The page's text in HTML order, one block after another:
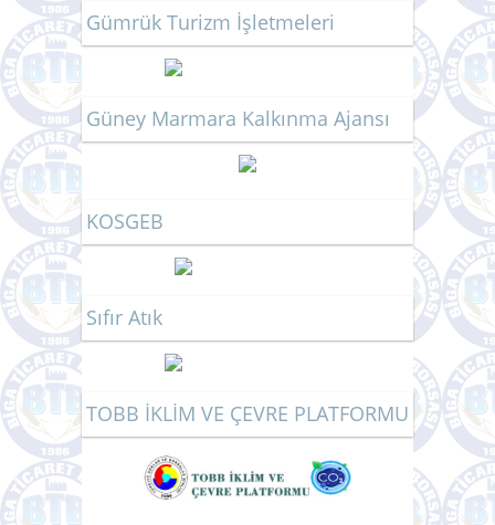
Gümrük Turizm İşletmeleri
Güney Marmara Kalkınma Ajansı
KOSGEB
Sıfır Atık
TOBB İKLİM VE ÇEVRE PLATFORMU